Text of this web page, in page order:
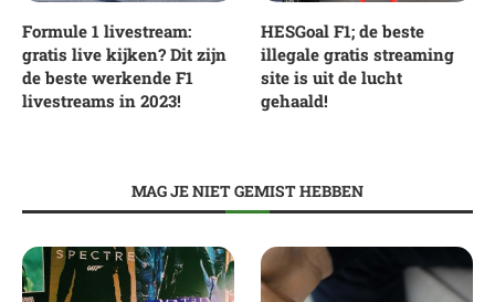
Formule 1 livestream:
gratis live kijken? Dit zijn
de beste werkende F1
livestreams in 2023!
HESGoal F1; de beste
illegale gratis streaming
site is uit de lucht
gehaald!
MAG JE NIET GEMIST HEBBEN